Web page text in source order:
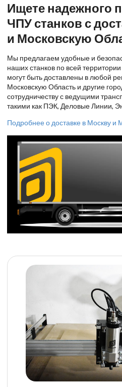
Ищете надежного
ЧПУ станков с
и Московскую
Мы предлагаем удобные и
наших станков по всей
могут быть доставлены в любой
Московскую Область и другие
сотрудничеству с ведущими
такими как ПЭК, Деловые Линии,
Подробнее о доставке в Москву и